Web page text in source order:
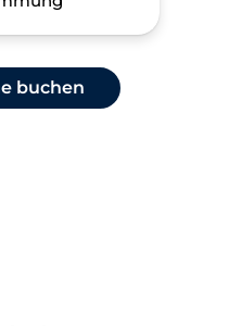
buchen